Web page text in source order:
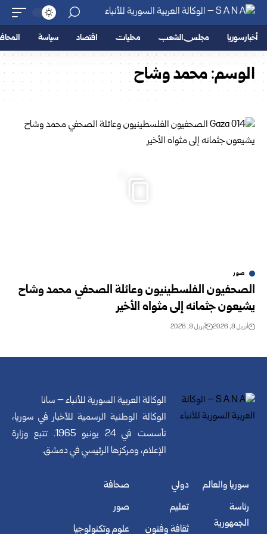
أخبار سوريا مجلس الشعب محليات اقتصاد سياسة
الوسم:محمد وشاح
صور
الصحفيون الفلسطينيون وعائلة الصحفي محمد وشاح
يشيعون جثمانه إلى مثواه الأخير
أبريل 9, 2026 أبريل 9, 2026
الوكالة العربية السورية للأنباء – سانا
الوكالة الوطنية الرسمية للأخبار في سوريا،
تأسست في 24 يونيو 1965. تتبع وزارة
الإعلام، ومركزها الرئيسي في دمشق.
سوريا والعالم
رئاسة
الجمهورية
دولي
تعليم
ثقافة وفنون
صحافة
صور
علوم وتكنولوجيا